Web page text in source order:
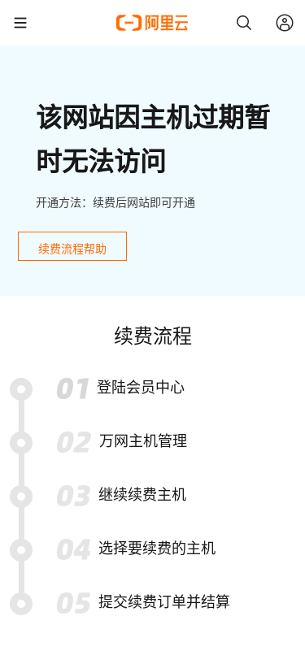
该网站因主机过期暂
时无法访问
开通方法：续费后网站即可开通
续费流程帮助
续费流程
登陆会员中心
万网主机管理
继续续费主机
选择要续费的主机
提交续费订单并结算